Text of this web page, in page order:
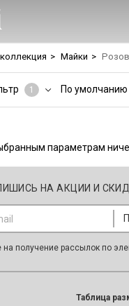
> Майки >
1 По умолчанию
параметрам
НА АКЦИИ И
получение рассылок по
Таблица